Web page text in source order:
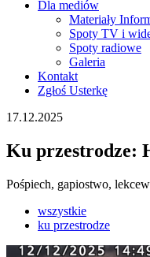
Dla mediów
Materiały
Spoty TV i
Spoty radiowe
Galeria
Kontakt
Zgłoś Usterkę
17.12.2025
Ku przestrodze:
Pośpiech, gapiostwo,
wszystkie
ku przestrodze